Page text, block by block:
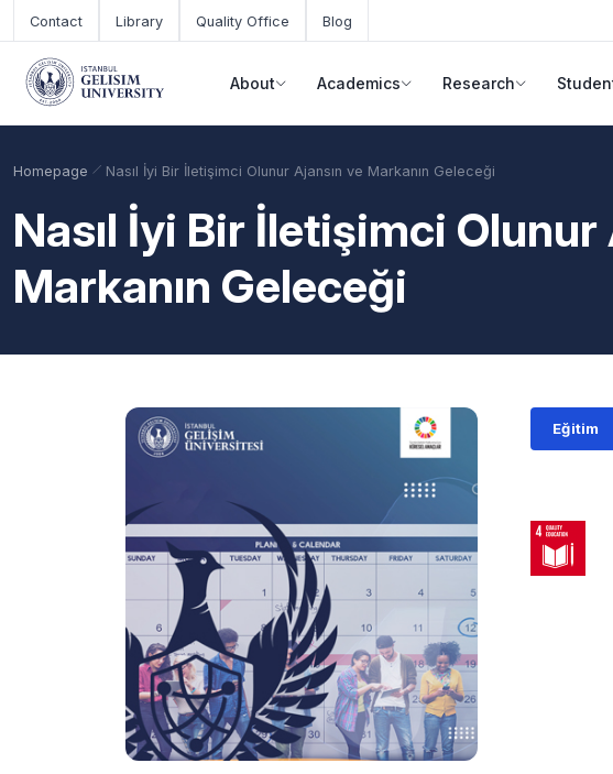
Skip to main content
Contact Library Quality Office Blog
About Academics Research
Academic Calendar Scholarships Base Points
Homepage Nasıl İyi Bir İletişimci Olunur Ajansın ve Markanın Geleceği
Nasıl İyi Bir İletişimci Olunur
Markanın Geleceği
Eğitim